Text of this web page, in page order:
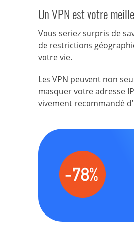
Un VPN est votre
Vous seriez surpris de
de restrictions
votre vie.
Les VPN peuvent non
masquer votre adresse
vivement recommandé